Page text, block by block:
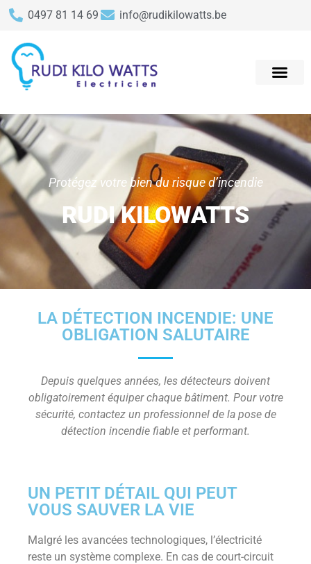
0497 81 14 69 info@rudikilowatts.be
Protégez votre bien du risque d’incendie
RUDI KILOWATTS
LA DÉTECTION INCENDIE: UNE
OBLIGATION SALUTAIRE
Depuis quelques années, les détecteurs doivent
obligatoirement équiper chaque bâtiment. Pour votre
sécurité, contactez un professionnel de la pose de
détection incendie fiable et performant.
UN PETIT DÉTAIL QUI PEUT
VOUS SAUVER LA VIE
Malgré les avancées technologiques, l’électricité
reste un système complexe. En cas de court-circuit